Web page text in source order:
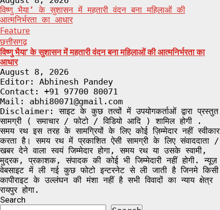
विष्णु भैया’ के सुशासन में महतारी वंदन बना महिलाओं की
आत्मनिर्भरता का आधार
Feature
छत्तीसगढ़
विष्णु भैया’ के सुशासन में महतारी वंदन बना महिलाओं की आत्मनिर्भरता का
आधार
August 8, 2026
Editor: Abhinesh Pandey
Contact: +91 97700 80071
Mail: abhi80071@gmail.com
Disclaimer: साइट के कुछ तत्वों में उपयोगकर्ताओं द्वारा प्रस्तुत
सामग्री ( समाचार / फोटो / विडियो आदि ) शामिल होगी .
समय रथ इस तरह के सामग्रियों के लिए कोई ज़िम्मेदार नहीं स्वीकार
करता है। समय रथ में प्रकाशित ऐसी सामग्री के लिए संवाददाता /
खबर देने वाला स्वयं जिम्मेदार होगा, समय रथ या उसके स्वामी,
मुद्रक, प्रकाशक, संपादक की कोई भी जिम्मेदारी नहीं होगी. न्यूज़
वेबसाइट में ली गई कुछ फोटो इन्टरनेट से ली जाती है जिनमे किसी
कापीराइट के उल्लंघन की मंशा नहीं है सभी विवादों का न्याय क्षेत्र
रायपुर होगा.
Search